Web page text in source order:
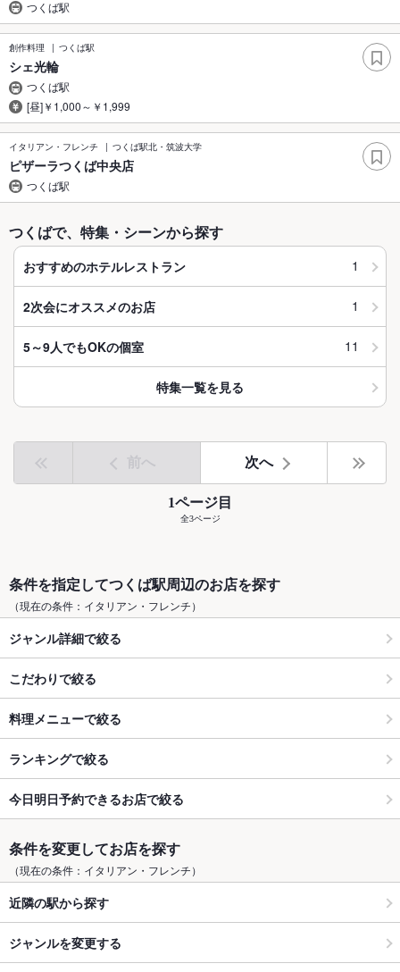
つくば駅
創作料理 つくば駅
シェ光輪
つくば駅
[昼]￥1,000～￥1,999
イタリアン・フレンチ つくば駅北・筑波大学
ピザーラつくば中央店
つくば駅
つくばで、特集・シーンから探す
おすすめのホテルレストラン 1
2次会にオススメのお店 1
5～9人でもOKの個室 11
特集一覧を見る
前へ 次へ
1ページ目
全3ページ
条件を指定してつくば駅周辺のお店を探す
（現在の条件：イタリアン・フレンチ）
ジャンル詳細で絞る
こだわりで絞る
料理メニューで絞る
ランキングで絞る
今日明日予約できるお店で絞る
条件を変更してお店を探す
（現在の条件：イタリアン・フレンチ）
近隣の駅から探す
ジャンルを変更する